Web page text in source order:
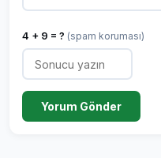
4 + 9 = ? (spam koruması)
Yorum Gönder